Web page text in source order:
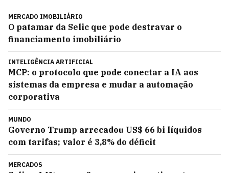
MERCADO IMOBILIÁRIO
O patamar da Selic que pode destravar o
financiamento imobiliário
INTELIGÊNCIA ARTIFICIAL
MCP: o protocolo que pode conectar a IA aos
sistemas da empresa e mudar a automação
corporativa
MUNDO
Governo Trump arrecadou US$ 66 bi líquidos
com tarifas; valor é 3,8% do déficit
MERCADOS